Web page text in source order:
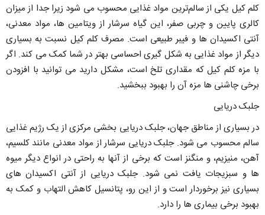
کلم کیل یکی از سالم‌ترین مواد غذایی محسوب می شود زیرا جدا از میزان
کالری پایین و چربی صفر، این گیاه سرشار از ویتامین ها، مواد معدنی،
آنتی اکسیدان ها و فیبر طبیعی است. مصرف کلم کیل نسبت به بسیاری
دیگر از مواد غذایی به شکل گیری احساسی بهتر در شما کمک می کند. اگر
با مزه کلم کیل که مقداری تلخ است، مشکل دارید می توانید با افزودن
برخی چاشنی ها مزه آن را بهبود ببخشید.
جلبک دریایی
در بسیاری از مناطق جهان، جلبک دریایی بخشی مرکزی از یک رژیم غذایی
سالم محسوب می شود. جلبک دریایی سرشار از مواد معدنی مانند کلسیم،
آهن، منیزیم، و منگنز است که برخی از آنها به راحتی در انواع دیگر میوه
ها و سبزیجات یافت نمی شود. جلبک دریایی از آنتی اکسیدان های
بسیاری نیز برخوردار است و از این رو، پتانسیل کاهش التهاب و کمک به
بهبود برخی بیماری ها را دارد.